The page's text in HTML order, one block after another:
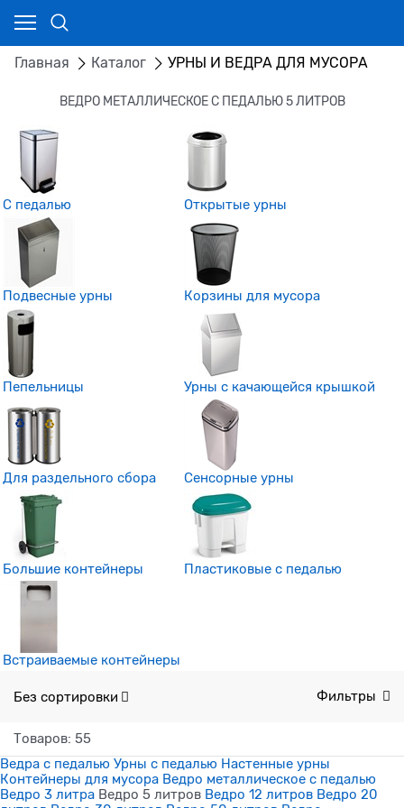
Главная Каталог УРНЫ И ВЕДРА ДЛЯ МУСОРА
ВЕДРО МЕТАЛЛИЧЕСКОЕ С ПЕДАЛЬЮ 5 ЛИТРОВ
С педалью Открытые урны
Подвесные урны Корзины для мусора
Пепельницы Урны с качающейся крышкой
Для раздельного сбора Сенсорные урны
Большие контейнеры Пластиковые с педалью
Встраиваемые контейнеры
Без сортировки Фильтры
Товаров: 55
Ведра с педалью Урны с педалью Настенные урны
Контейнеры для мусора Ведро металлическое с педалью
Ведро 3 литра Ведро 5 литров Ведро 12 литров Ведро 20